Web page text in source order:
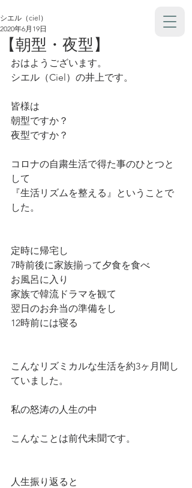
【朝型・夜型】
シエル（ciel）
2020年6月19日
おはようございます。
シエル（Ciel）の井上です。
皆様は
朝型ですか？
夜型ですか？
コロナの自粛生活で得た事のひとつと
して
『生活リズムを整える』ということで
した。
定時に帰宅し
7時前後に家族揃って夕食を食べ
お風呂に入り
家族で韓流ドラマを観て
翌日のお弁当の準備をし
12時前には寝る
こんなリズミカルな生活を約3ヶ月間し
ていました。
私の怒涛の人生の中
こんなことは前代未聞です。
人生振り返ると